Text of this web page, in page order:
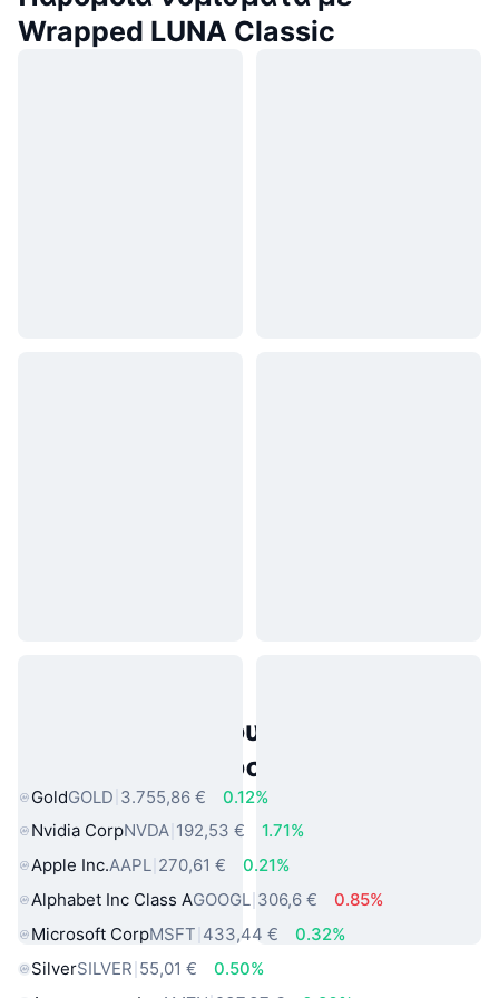
Wrapped LUNA Classic
Δημοφιλή περιουσιακά στοιχεία
πραγματικού κόσμου
GoldGOLD 3.755,86 €
0.12%
Nvidia CorpNVDA 192,53 €
1.71%
Apple Inc.AAPL 270,61 €
0.21%
Alphabet Inc Class AGOOGL 306,6 €
0.85%
Microsoft CorpMSFT 433,44 €
0.32%
SilverSILVER 55,01 €
0.50%